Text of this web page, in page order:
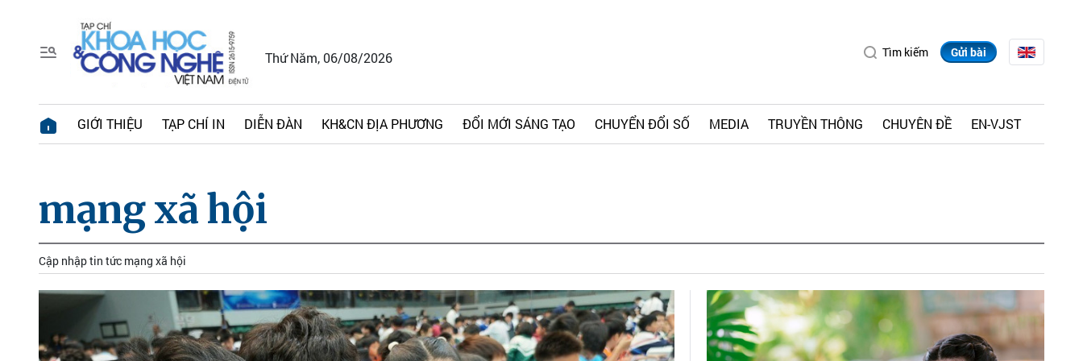
Thứ Năm, 06/08/2026 Tìm kiếm Gửi bài
GIỚI THIỆU TẠP CHÍ IN DIỄN ĐÀN KH&CN ĐỊA PHƯƠNG ĐỔI MỚI SÁNG TẠO CHUYỂN ĐỔI SỐ MEDIA TRUYỀN THÔNG CHUYÊN ĐỀ EN-VJST
mạng xã hội
Cập nhập tin tức mạng xã hội